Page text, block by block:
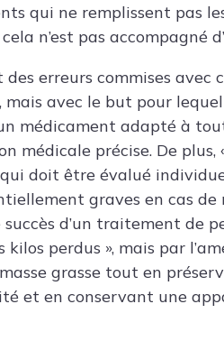
qui ne remplissent pas
n’est pas accompagné
erreurs commises avec
avec le but pour
un médicament adapté à
médicale précise. De
doit être évalué
graves en cas de
succès d’un traitement de
perdus », mais par
grasse tout en
et en conservant une